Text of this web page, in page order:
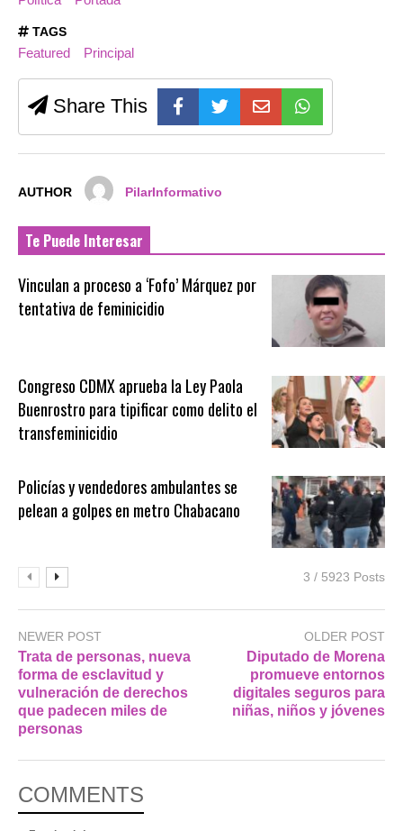
TAGS
Featured Principal
Share This
AUTHOR PilarInformativo
Te Puede Interesar
Vinculan a proceso a ‘Fofo’ Márquez por
tentativa de feminicidio
Congreso CDMX aprueba la Ley Paola
Buenrostro para tipificar como delito el
transfeminicidio
Policías y vendedores ambulantes se
pelean a golpes en metro Chabacano
3 / 5923 Posts
NEWER POST
Trata de personas, nueva
forma de esclavitud y
vulneración de derechos
que padecen miles de
personas
OLDER POST
Diputado de Morena
promueve entornos
digitales seguros para
niñas, niños y jóvenes
COMMENTS